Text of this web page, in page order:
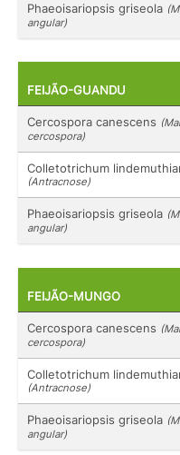
Phaeoisariopsis griseola
angular)
FEIJÃO-GUANDU
Cercospora canescens
cercospora)
Colletotrichum
(Antracnose)
Phaeoisariopsis griseola
angular)
FEIJÃO-MUNGO
Cercospora canescens
cercospora)
Colletotrichum
(Antracnose)
Phaeoisariopsis griseola
angular)